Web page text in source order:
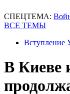
СПЕЦТЕМА:
ВСЕ ТЕМЫ
Вступление
В Киеве